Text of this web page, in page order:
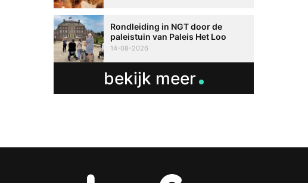
Rondleiding in NGT door de
paleistuin van Paleis Het Loo
14-08-2026
bekijk meer